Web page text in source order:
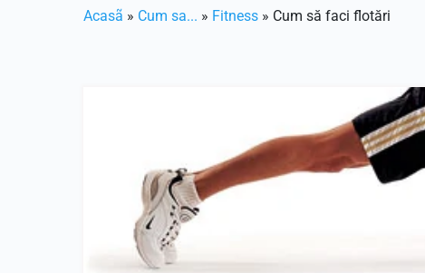
Acasã » Cum sa... » Fitness » Cum să faci flotări